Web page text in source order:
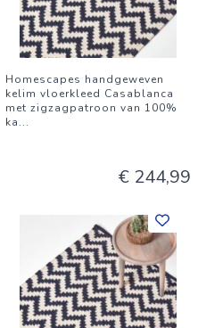
Homescapes handgeweven
kelim vloerkleed Casablanca
met zigzagpatroon van 100%
ka...
€ 244,99